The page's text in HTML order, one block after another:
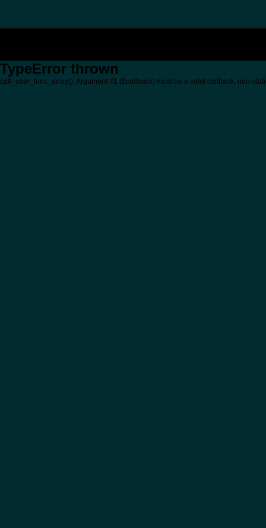
TypeError thrown
call_user_func_array(): Argument #1 ($callback) must be a valid callback, non-